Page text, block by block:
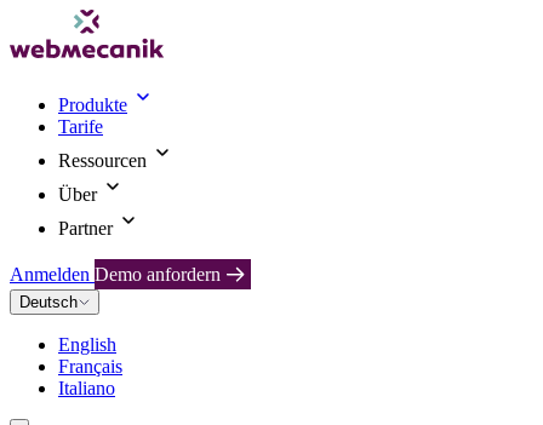
Produkte
Tarife
Ressourcen
Über
Partner
Anmelden Demo anfordern
Deutsch
English
Français
Italiano